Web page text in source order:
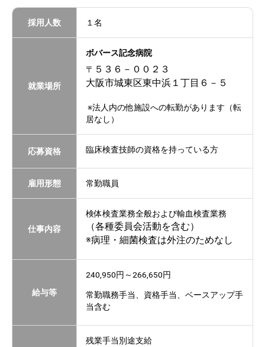
採用人数 １名
就業場所
ボバース記念病院
〒 ５３６－００２３
大阪市城東区東中浜１丁目６－５
※法人内の他施設への転勤があります（転
居なし）
応募資格 臨床検査技師の資格を持っている方
雇用形態 常勤職員
仕事内容
検体検査業務全般および輸血検査業務
（各種委員会活動を含む）
※病理・細菌検査は外注のためなし
給与等
240,950円～266,650円
常勤職務手当、資格手当、ベースアップ手
当含む
残業手当別途支給